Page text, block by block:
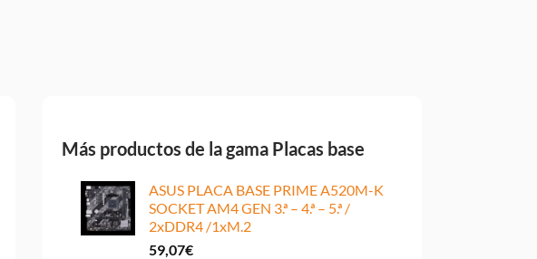
Más productos de la gama Placas base
ASUS PLACA BASE PRIME A520M-K
SOCKET AM4 GEN 3.ª – 4.ª – 5.ª /
2xDDR4 /1xM.2
59,07€